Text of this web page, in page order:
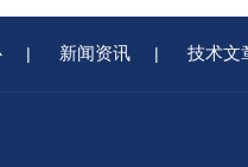
| 新闻资讯 | 技术文